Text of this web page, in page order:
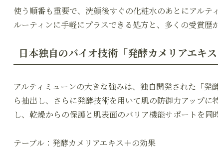
使う順番も重要で、洗顔後すぐの化粧水のあとにアル
ルーティンに手軽にプラスできる処方と、多くの受賞歴
日本独自のバイオ技術「発酵カメリアエキ
アルティミューンの大きな強みは、独自開発された「
ら抽出し、さらに発酵技術を用いて肌の防御力アップ
し、乾燥からの保護と肌表面のバリア機能サポートを同
テーブル：発酵カメリアエキス＋の効果